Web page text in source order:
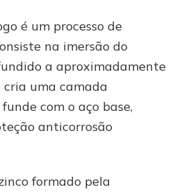
é um processo de
na imersão do
a aproximadamente
cria uma camada
com o aço base,
anticorrosão
formado pela